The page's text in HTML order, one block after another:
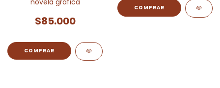
novela gráfica
$85.000